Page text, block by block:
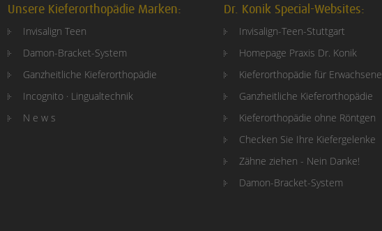
Unsere Kieferorthopädie Marken:
Invisalign Teen
Damon-Bracket-System
Ganzheitliche Kieferorthopädie
Incognito · Lingualtechnik
N e w s
Dr. Konik Special-Websites:
Invisalign-Teen-Stuttgart
Homepage Praxis Dr. Konik
Kieferorthopädie für Erwachsene
Ganzheitliche Kieferorthopädie
Kieferorthopädie ohne Röntgen
Checken Sie Ihre Kiefergelenke
Zähne ziehen - Nein Danke!
Damon-Bracket-System